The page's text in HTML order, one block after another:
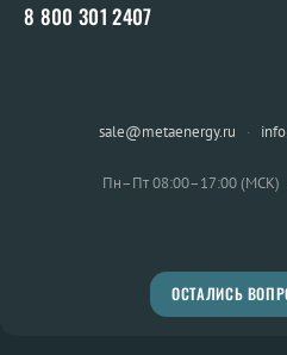
8 800 301 2407
sale@metaenergy.ru ·
Пн–Пт 08:00–17:00 (МСК)
ОСТАЛИСЬ